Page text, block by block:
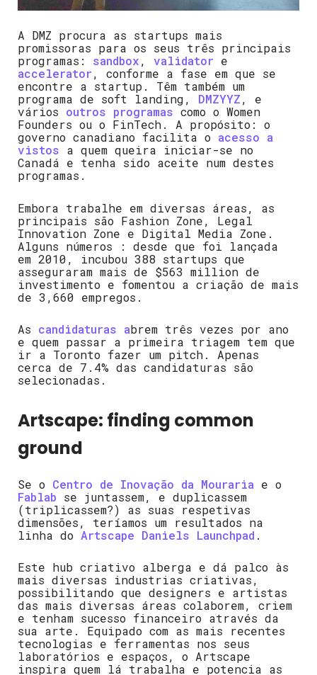
A DMZ procura as startups mais
promissoras para os seus três principais
programas: sandbox, validator e
accelerator, conforme a fase em que se
encontre a startup. Têm também um
programa de soft landing, DMZYYZ, e
vários outros programas como o Women
Founders ou o FinTech. A propósito: o
governo canadiano facilita o acesso a
vistos a quem queira iniciar-se no
Canadá e tenha sido aceite num destes
programas.
Embora trabalhe em diversas áreas, as
principais são Fashion Zone, Legal
Innovation Zone e Digital Media Zone.
Alguns números : desde que foi lançada
em 2010, incubou 388 startups que
asseguraram mais de $563 million de
investimento e fomentou a criação de mais
de 3,660 empregos.
As candidaturas abrem três vezes por ano
e quem passar a primeira triagem tem que
ir a Toronto fazer um pitch. Apenas
cerca de 7.4% das candidaturas são
selecionadas.
Artscape: finding common
ground
Se o Centro de Inovação da Mouraria e o
Fablab se juntassem, e duplicassem
(triplicassem?) as suas respetivas
dimensões, teríamos um resultados na
linha do Artscape Daniels Launchpad .
Este hub criativo alberga e dá palco às
mais diversas industrias criativas,
possibilitando que designers e artistas
das mais diversas áreas colaborem, criem
e tenham sucesso financeiro através da
sua arte. Equipado com as mais recentes
tecnologias e ferramentas nos seus
laboratórios e espaços, o Artscape
inspira quem lá trabalha e potencia as